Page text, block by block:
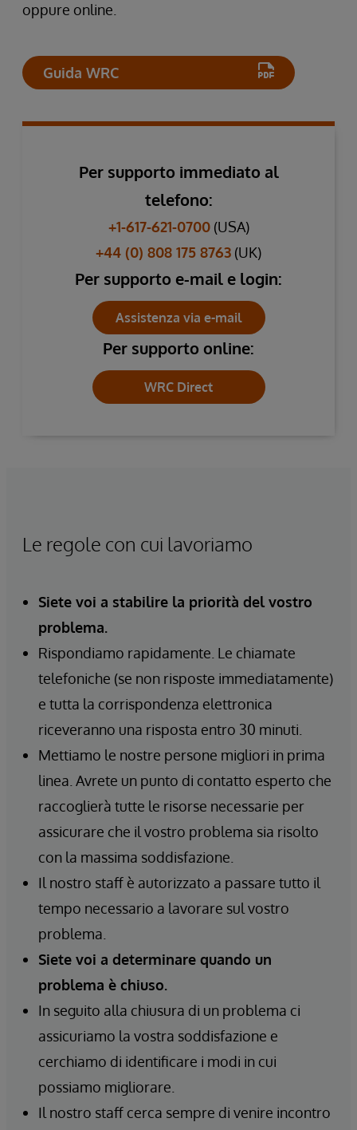
oppure online.
Guida WRC
Per supporto immediato al
telefono:
+1-617-621-0700(USA)
+44 (0) 808 175 8763 (UK)
Per supporto e-mail e login:
Assistenza via e-mail
Per supporto online:
WRC Direct
Le regole con cui lavoriamo
Siete voi a stabilire la priorità del vostro
problema.
Rispondiamo rapidamente. Le chiamate
telefoniche (se non risposte immediatamente)
e tutta la corrispondenza elettronica
riceveranno una risposta entro 30 minuti.
Mettiamo le nostre persone migliori in prima
linea. Avrete un punto di contatto esperto che
raccoglierà tutte le risorse necessarie per
assicurare che il vostro problema sia risolto
con la massima soddisfazione.
Il nostro staff è autorizzato a passare tutto il
tempo necessario a lavorare sul vostro
problema.
Siete voi a determinare quando un
problema è chiuso.
In seguito alla chiusura di un problema ci
assicuriamo la vostra soddisfazione e
cerchiamo di identificare i modi in cui
possiamo migliorare.
Il nostro staff cerca sempre di venire incontro